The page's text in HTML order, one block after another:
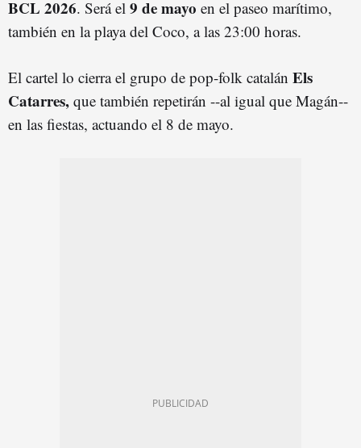
BCL 2026. Será el 9 de mayo en el paseo marítimo,
también en la playa del Coco, a las 23:00 horas.
El cartel lo cierra el grupo de pop-folk catalán Els
Catarres, que también repetirán --al igual que Magán--
en las fiestas, actuando el 8 de mayo.